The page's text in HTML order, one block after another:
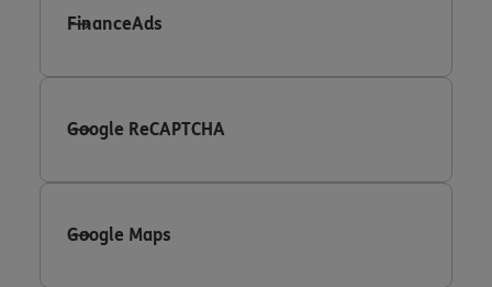
FinanceAds
Google ReCAPTCHA
Google Maps